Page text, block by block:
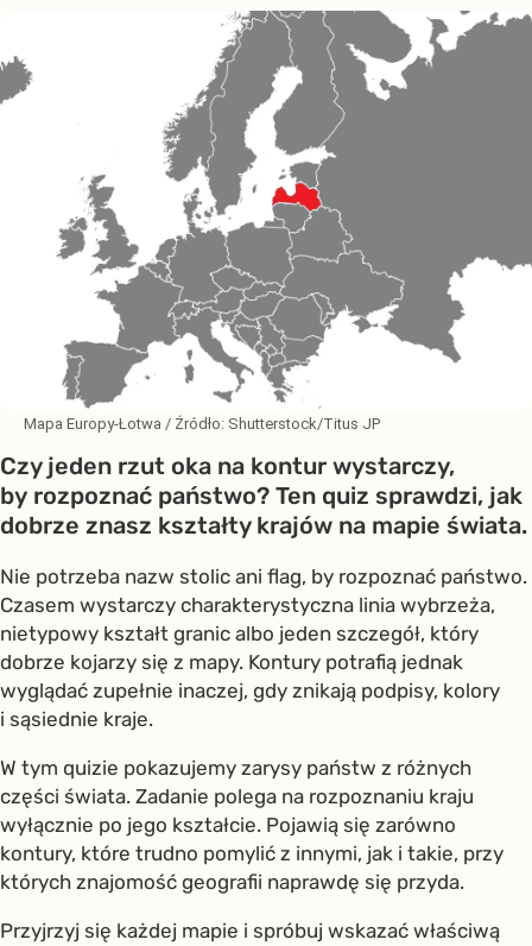
Mapa Europy-Łotwa / Źródło: Shutterstock/Titus JP
Czy jeden rzut oka na kontur wystarczy,
by rozpoznać państwo? Ten quiz sprawdzi, jak
dobrze znasz kształty krajów na mapie świata.
Nie potrzeba nazw stolic ani flag, by rozpoznać państwo.
Czasem wystarczy charakterystyczna linia wybrzeża,
nietypowy kształt granic albo jeden szczegół, który
dobrze kojarzy się z mapy. Kontury potrafią jednak
wyglądać zupełnie inaczej, gdy znikają podpisy, kolory
i sąsiednie kraje.
W tym quizie pokazujemy zarysy państw z różnych
części świata. Zadanie polega na rozpoznaniu kraju
wyłącznie po jego kształcie. Pojawią się zarówno
kontury, które trudno pomylić z innymi, jak i takie, przy
których znajomość geografii naprawdę się przyda.
Przyjrzyj się każdej mapie i spróbuj wskazać właściwą